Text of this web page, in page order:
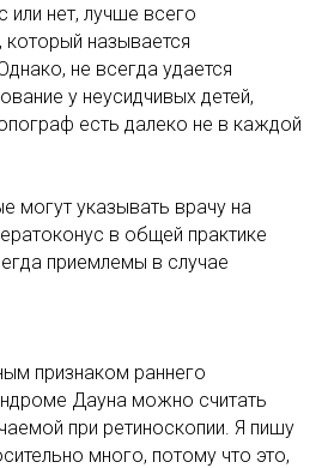
или нет, лучше всего
который называется
не всегда удается
у неусидчивых детей,
есть далеко не в каждой
могут указывать врачу на
в общей практике
приемлемы в случае
признаком раннего
Дауна можно считать
при ретиноскопии. Я пишу
много, потому что это,